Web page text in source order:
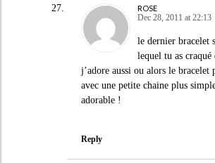
ROSE
Dec 28, 2011 at 22:13
le dernier bracelet
lequel tu as craqué
j’adore aussi ou alors le bracelet
avec une petite chaine plus
adorable !
Reply